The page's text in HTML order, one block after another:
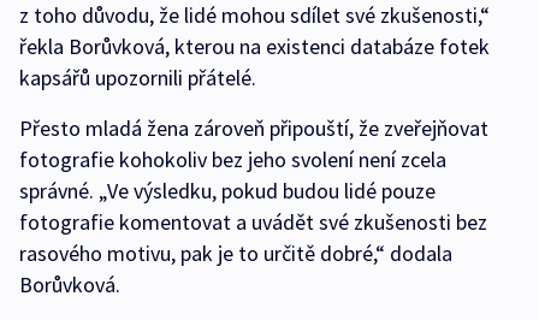
z toho důvodu, že lidé mohou sdílet své zkušenosti,“
řekla Borůvková, kterou na existenci databáze fotek
kapsářů upozornili přátelé.
Přesto mladá žena zároveň připouští, že zveřejňovat
fotografie kohokoliv bez jeho svolení není zcela
správné. „Ve výsledku, pokud budou lidé pouze
fotografie komentovat a uvádět své zkušenosti bez
rasového motivu, pak je to určitě dobré,“ dodala
Borůvková.